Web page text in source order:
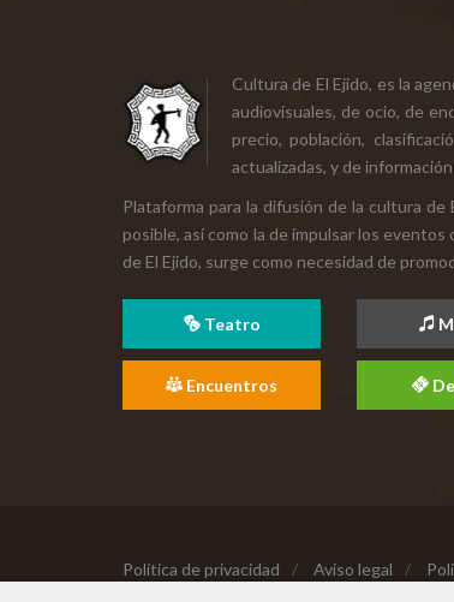
Cultura de El Ejido, es la
audiovisuales, de ocio, de
precio, población,
actualizadas, y de
Plataforma para la difusión de la cultura
posible, así como la de impulsar los
de El Ejido, surge como necesidad de
Teatro
Encuentros
Política de privacidad / Aviso legal /